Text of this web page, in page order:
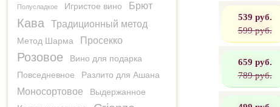
539 руб.
599 руб.
659 руб.
789 руб.
Полусладкое Игристое вино Брют
Кава Традиционный метод
Метод Шарма Просекко
Розовое
Вино для подарка
Повседневное
Разлито для Ашана
Моносортовое Выдержанное